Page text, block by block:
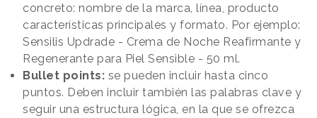
concreto: nombre de la marca, línea, producto
características principales y formato. Por ejemplo:
Sensilis Updrade - Crema de Noche Reafirmante y
Regenerante para Piel Sensible - 50 ml.
Bullet points: se pueden incluir hasta cinco
puntos. Deben incluir también las palabras clave y
seguir una estructura lógica, en la que se ofrezca